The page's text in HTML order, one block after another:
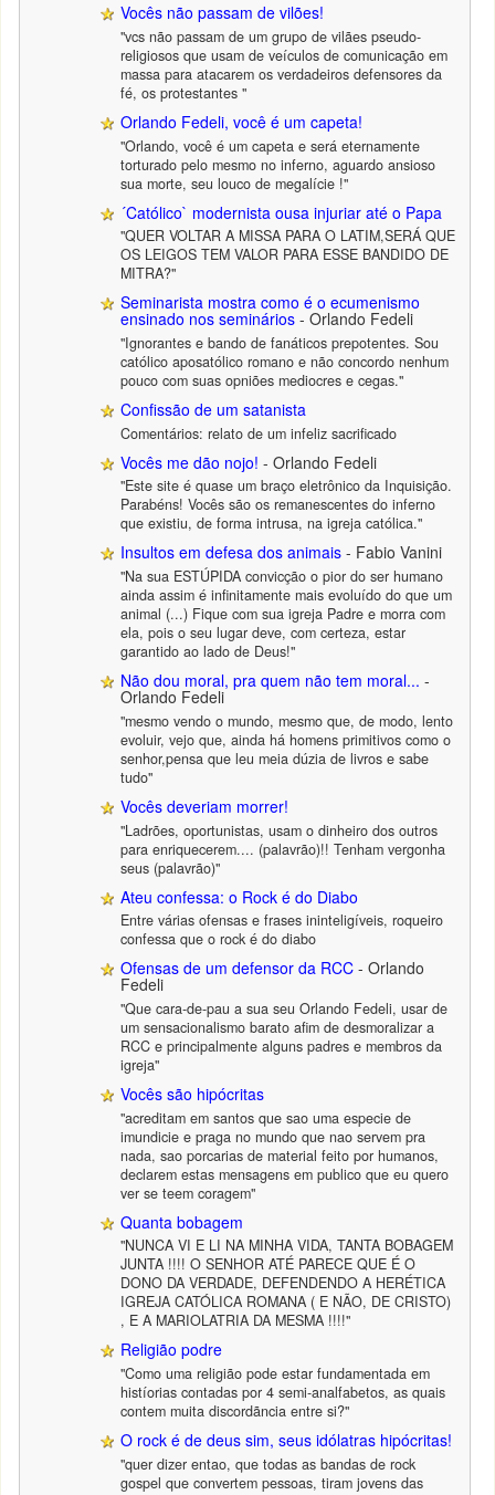
Vocês não passam de vilões!
"vcs não passam de um grupo de vilães pseudo-
religiosos que usam de veículos de comunicação em
massa para atacarem os verdadeiros defensores da
fé, os protestantes "
Orlando Fedeli, você é um capeta!
"Orlando, você é um capeta e será eternamente
torturado pelo mesmo no inferno, aguardo ansioso
sua morte, seu louco de megalície !"
´Católico` modernista ousa injuriar até o Papa
"QUER VOLTAR A MISSA PARA O LATIM,SERÁ QUE
OS LEIGOS TEM VALOR PARA ESSE BANDIDO DE
MITRA?"
Seminarista mostra como é o ecumenismo
ensinado nos seminários - Orlando Fedeli
"Ignorantes e bando de fanáticos prepotentes. Sou
católico aposatólico romano e não concordo nenhum
pouco com suas opniões mediocres e cegas."
Confissão de um satanista
Comentários: relato de um infeliz sacrificado
Vocês me dão nojo! - Orlando Fedeli
"Este site é quase um braço eletrônico da Inquisição.
Parabéns! Vocês são os remanescentes do inferno
que existiu, de forma intrusa, na igreja católica."
Insultos em defesa dos animais - Fabio Vanini
"Na sua ESTÚPIDA convicção o pior do ser humano
ainda assim é infinitamente mais evoluído do que um
animal (...) Fique com sua igreja Padre e morra com
ela, pois o seu lugar deve, com certeza, estar
garantido ao lado de Deus!"
Não dou moral, pra quem não tem moral... -
Orlando Fedeli
"mesmo vendo o mundo, mesmo que, de modo, lento
evoluir, vejo que, ainda há homens primitivos como o
senhor,pensa que leu meia dúzia de livros e sabe
tudo"
Vocês deveriam morrer!
"Ladrões, oportunistas, usam o dinheiro dos outros
para enriquecerem.... (palavrão)!! Tenham vergonha
seus (palavrão)"
Ateu confessa: o Rock é do Diabo
Entre várias ofensas e frases ininteligíveis, roqueiro
confessa que o rock é do diabo
Ofensas de um defensor da RCC - Orlando
Fedeli
"Que cara-de-pau a sua seu Orlando Fedeli, usar de
um sensacionalismo barato afim de desmoralizar a
RCC e principalmente alguns padres e membros da
igreja"
Vocês são hipócritas
"acreditam em santos que sao uma especie de
imundicie e praga no mundo que nao servem pra
nada, sao porcarias de material feito por humanos,
declarem estas mensagens em publico que eu quero
ver se teem coragem"
Quanta bobagem
"NUNCA VI E LI NA MINHA VIDA, TANTA BOBAGEM
JUNTA !!!! O SENHOR ATÉ PARECE QUE É O
DONO DA VERDADE, DEFENDENDO A HERÉTICA
IGREJA CATÓLICA ROMANA ( E NÃO, DE CRISTO)
, E A MARIOLATRIA DA MESMA !!!!"
Religião podre
"Como uma religião pode estar fundamentada em
histíorias contadas por 4 semi-analfabetos, as quais
contem muita discordãncia entre si?"
O rock é de deus sim, seus idólatras hipócritas!
"quer dizer entao, que todas as bandas de rock
gospel que convertem pessoas, tiram jovens das